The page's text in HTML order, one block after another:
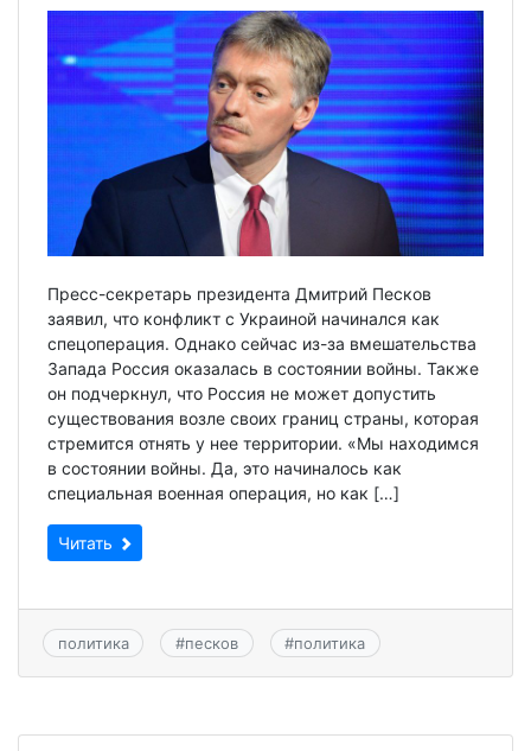
Пресс-секретарь президента Дмитрий Песков
заявил, что конфликт с Украиной начинался как
спецоперация. Однако сейчас из-за вмешательства
Запада Россия оказалась в состоянии войны. Также
он подчеркнул, что Россия не может допустить
существования возле своих границ страны, которая
стремится отнять у нее территории. «Мы находимся
в состоянии войны. Да, это начиналось как
специальная военная операция, но как […]
Читать
политика #песков #политика